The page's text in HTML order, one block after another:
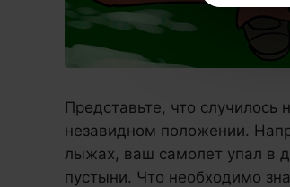
Представьте, что
незавидном положении.
лыжах, ваш самолет упал в
пустыни. Что необходимо